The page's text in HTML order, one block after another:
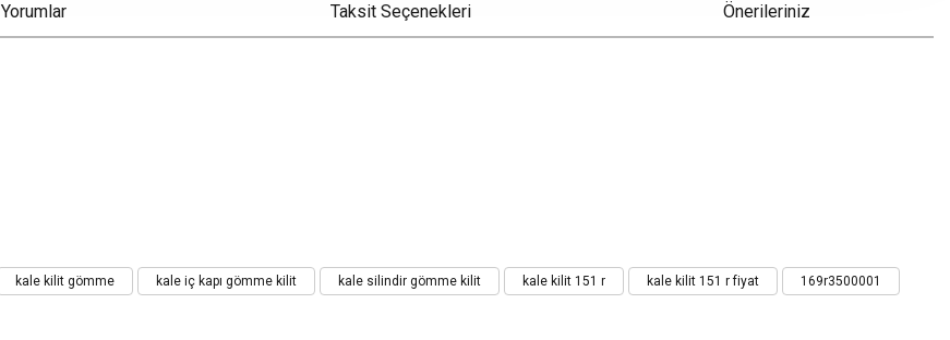
Yorumlar Taksit Seçenekleri Önerileriniz
Bu ürüne ilk yorumu siz yapın!
kale kilit gömme kale iç kapı gömme kilit kale silindir gömme kilit kale kilit 151 r kale kilit 151 r fiyat 169r3500001